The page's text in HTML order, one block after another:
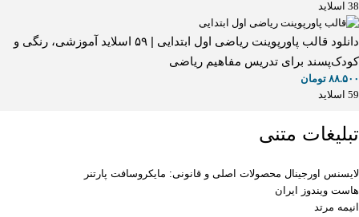
38 اسلاید
دانلود قالب پاورپوینت ریاضی اول ابتدایی | ۵۹ اسلاید آموزشی، رنگی و
کودک‌پسند برای تدریس مفاهیم ریاضی
۸۸.۵۰۰ تومان
59 اسلاید
تبلیغات متنی
لایسنس اورجینال محصولات اصلی و قانونی: مایکروسافت پارتنر
هاست ویندوز ایران
انیمه مرتد